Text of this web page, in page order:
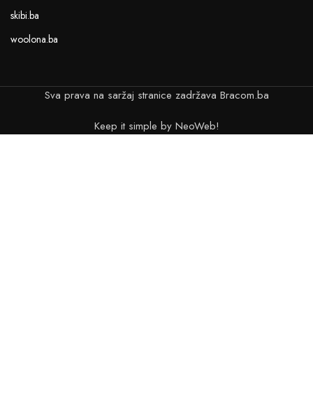
skibi.ba
woolona.ba
Sva prava na saržaj stranice zadržava Bracom.ba
Keep it simple by NeoWeb!